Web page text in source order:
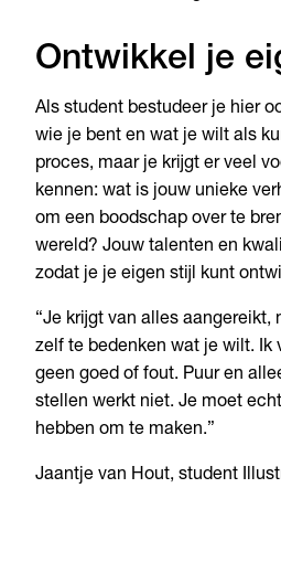
Ontwikkel je
Als student bestudeer je hier
wie je bent en wat je wilt als
proces, maar je krijgt er veel
kennen: wat is jouw unieke
om een boodschap over te
wereld? Jouw talenten en
zodat je je eigen stijl kunt
“Je krijgt van alles aangereikt,
zelf te bedenken wat je wilt. Ik
geen goed of fout. Puur en
stellen werkt niet. Je moet
hebben om te maken.”
Jaantje van Hout, student